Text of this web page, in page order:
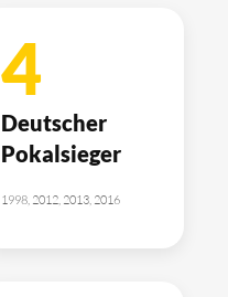
4
Deutscher
Pokalsieger
1998, 2012, 2013, 2016